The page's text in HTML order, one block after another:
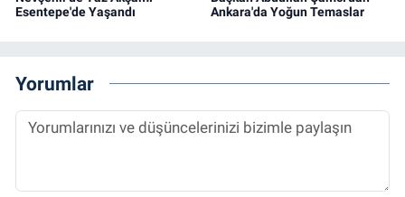
Esentepe'de Yaşandı
Ankara'da Yoğun Temaslar
Yorumlar